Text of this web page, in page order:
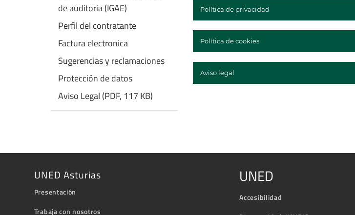
de auditoria (IGAE)
Perfil del contratante
Factura electronica
Sugerencias y reclamaciones
Protección de datos
Aviso Legal (PDF, 117 KB)
Política de privacidad
Política de cookies
Aviso legal
UNED Asturias
Presentación
Trabaja con nosotros
UNED
Accesibilidad